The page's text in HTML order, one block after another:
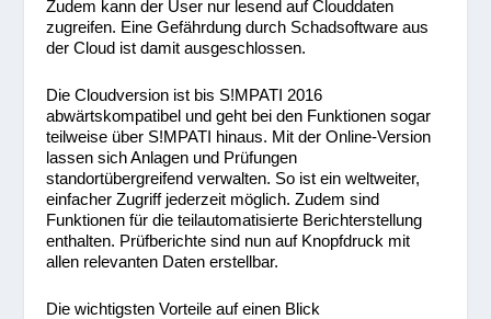
Zudem kann der User nur lesend auf Clouddaten
zugreifen. Eine Gefährdung durch Schadsoftware aus
der Cloud ist damit ausgeschlossen.
Die Cloudversion ist bis S!MPATI 2016
abwärtskompatibel und geht bei den Funktionen sogar
teilweise über S!MPATI hinaus. Mit der Online-Version
lassen sich Anlagen und Prüfungen
standortübergreifend verwalten. So ist ein weltweiter,
einfacher Zugriff jederzeit möglich. Zudem sind
Funktionen für die teilautomatisierte Berichterstellung
enthalten. Prüfberichte sind nun auf Knopfdruck mit
allen relevanten Daten erstellbar.
Die wichtigsten Vorteile auf einen Blick